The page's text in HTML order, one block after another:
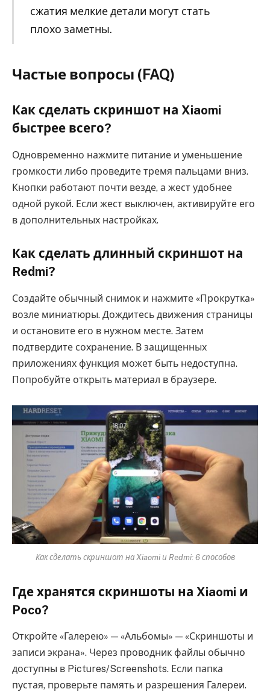
сжатия мелкие детали могут стать
плохо заметны.
Частые вопросы (FAQ)
Как сделать скриншот на Xiaomi
быстрее всего?
Одновременно нажмите питание и уменьшение
громкости либо проведите тремя пальцами вниз.
Кнопки работают почти везде, а жест удобнее
одной рукой. Если жест выключен, активируйте его
в дополнительных настройках.
Как сделать длинный скриншот на
Redmi?
Создайте обычный снимок и нажмите «Прокрутка»
возле миниатюры. Дождитесь движения страницы
и остановите его в нужном месте. Затем
подтвердите сохранение. В защищенных
приложениях функция может быть недоступна.
Попробуйте открыть материал в браузере.
Как сделать скриншот на Xiaomi и Redmi: 6 способов
Где хранятся скриншоты на Xiaomi и
Poco?
Откройте «Галерею» — «Альбомы» — «Скриншоты и
записи экрана». Через проводник файлы обычно
доступны в Pictures/Screenshots. Если папка
пустая, проверьте память и разрешения Галереи.